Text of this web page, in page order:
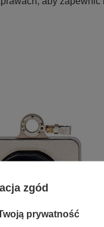
zgód
prywatność